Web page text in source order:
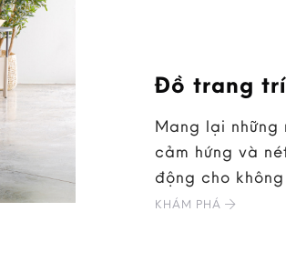
Đồ trang trí
Mang lại những
cảm hứng và
động cho
KHÁM PHÁ